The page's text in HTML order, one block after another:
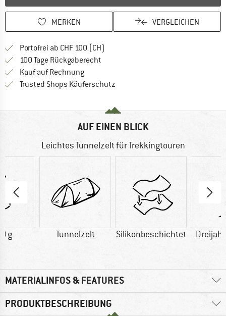
MERKEN VERGLEICHEN
Portofrei ab CHF 100 (CH)
100 Tage Rückgaberecht
Kauf auf RechnungFinde die Zahlungs-Infos hier! Öffnet
Trusted Shops Käuferschutz
AUF EINEN BLICK
Leichtes Tunnelzelt für Trekkingtouren
g Tunnelzelt Silikonbeschichtet
MATERIALINFOS & FEATURES
PRODUKTBESCHREIBUNG